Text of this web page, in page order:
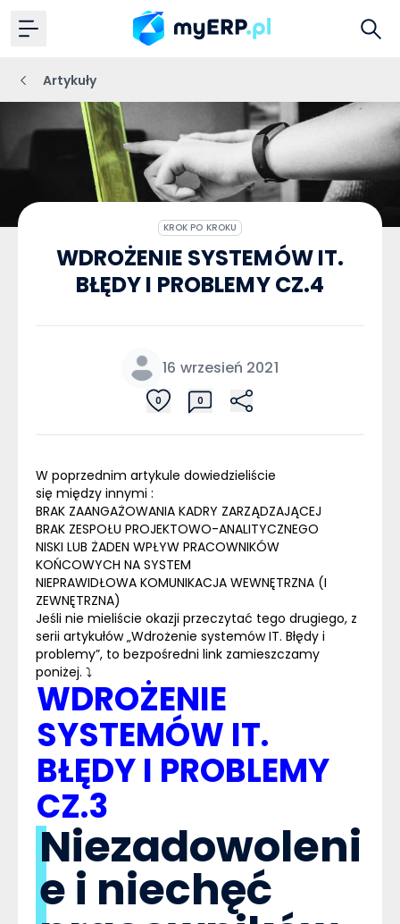
Artykuły
KROK PO KROKU
WDROŻENIE SYSTEMÓW IT.
BŁĘDY I PROBLEMY CZ.4
16 wrzesień 2021
0 0
W poprzednim artykule dowiedzieliście
się między innymi :
BRAK ZAANGAŻOWANIA KADRY ZARZĄDZAJĄCEJ
BRAK ZESPOŁU PROJEKTOWO-ANALITYCZNEGO
NISKI LUB ŻADEN WPŁYW PRACOWNIKÓW
KOŃCOWYCH NA SYSTEM
NIEPRAWIDŁOWA KOMUNIKACJA WEWNĘTRZNA (I
ZEWNĘTRZNA)
Jeśli nie mieliście okazji przeczytać tego drugiego, z
serii artykułów „Wdrożenie systemów IT. Błędy i
problemy”, to bezpośredni link zamieszczamy
poniżej. ⤵
WDROŻENIE
SYSTEMÓW IT.
BŁĘDY I PROBLEMY
CZ.3
Niezadowoleni
e i niechęć